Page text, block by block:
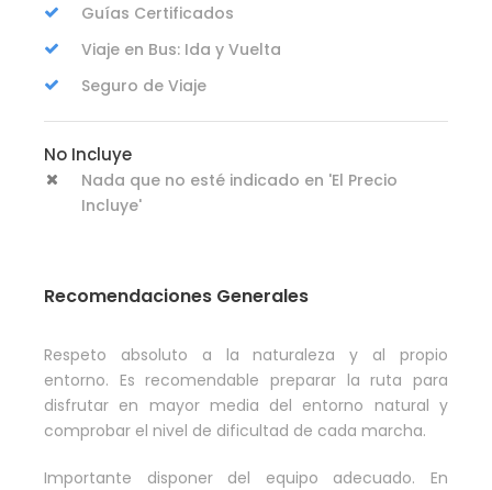
Guías Certificados
Viaje en Bus: Ida y Vuelta
Seguro de Viaje
No Incluye
Nada que no esté indicado en 'El Precio
Incluye'
Recomendaciones Generales
Respeto absoluto a la naturaleza y al propio
entorno. Es recomendable preparar la ruta para
disfrutar en mayor media del entorno natural y
comprobar el nivel de dificultad de cada marcha.
Importante disponer del equipo adecuado. En